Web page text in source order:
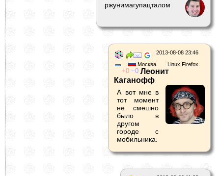
ржунимагупацталом
2013-08-08 23:46
Linux Firefox
Москва
0 0 Леонит
Каганофф
А вот мне в
тот момент
не смешно
было в
другом
городе с
мобильника.